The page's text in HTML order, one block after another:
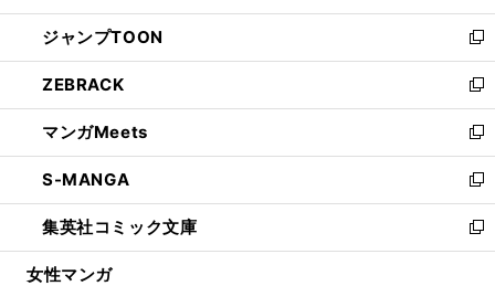
開
く
ウ
で
開
く
ン
ド
ウ
で
開
く
ウ
ィ
ン
ド
ウ
で
開
く
し
い
ウ
ィ
ン
ド
ウ
で
開
く
ジャンプTOON
新
し
い
ウ
ィ
ン
ド
ウ
で
開
ZEBRACK
新
し
い
ウ
ィ
ン
ド
ウ
マンガMeets
新
し
い
ウ
ィ
ン
S-MANGA
新
し
い
ウ
集英社コミック文庫
新
し
女性マンガ